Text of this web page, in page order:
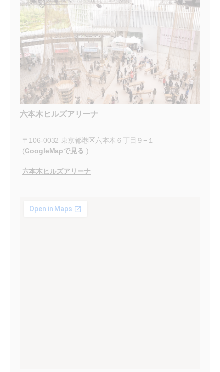
六本木ヒルズアリーナ
〒106-0032 東京都港区六本木６丁目９−１
(GoogleMapで見る )
六本木ヒルズアリーナ